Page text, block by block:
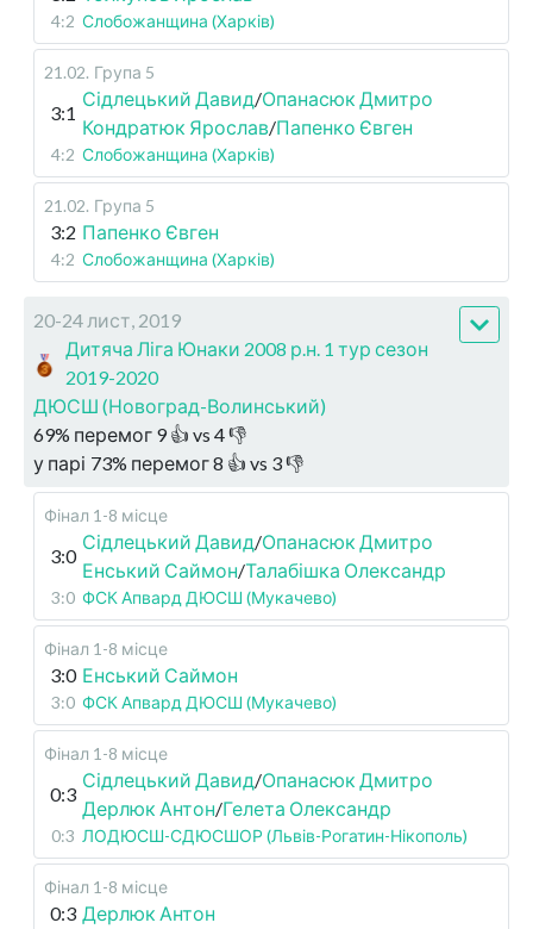
4:2 Слобожанщина (Харків)
21.02. Група 5
3:1
Сідлецький Давид/Опанасюк Дмитро
Кондратюк Ярослав/Папенко Євген
4:2 Слобожанщина (Харків)
21.02. Група 5
3:2 Папенко Євген
4:2 Слобожанщина (Харків)
20-24 лист, 2019
Дитяча Ліга Юнаки 2008 р.н. 1 тур сезон
2019-2020
ДЮСШ (Новоград-Волинський)
69% перемог 9👍 vs 4👎
у парі 73% перемог8 👍 vs 3👎
Фінал 1-8 місце
3:0
Сідлецький Давид/Опанасюк Дмитро
Енський Саймон/Талабішка Олександр
3:0 ФСК Апвард ДЮСШ (Мукачево)
Фінал 1-8 місце
3:0 Енський Саймон
3:0 ФСК Апвард ДЮСШ (Мукачево)
Фінал 1-8 місце
0:3
Сідлецький Давид/Опанасюк Дмитро
Дерлюк Антон/Гелета Олександр
0:3 ЛОДЮСШ-СДЮСШОР (Львів-Рогатин-Нікополь)
Фінал 1-8 місце
0:3 Дерлюк Антон